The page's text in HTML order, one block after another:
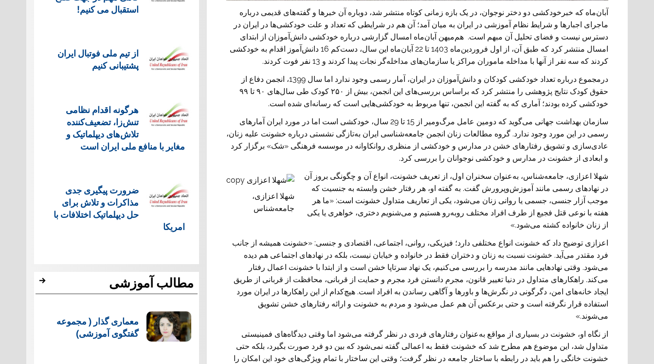
آبان‌ماه که خبرخودکشی دو دختر نوجوان، در یک بازه زمانی کوتاه منتشر شد، دوباره آن خبرها و گفته‌های قدیمی درباره
ماجرای اجبارها و شرایط نظام آموزشی در ایران به میان آمد؛ آن هم در شرایطی که تعداد و علت خودکشی‌ها در ایران در
دسترس نیست و فضای تحلیل آن مبهم است. هم‌میهن آبان‌ماه امسال گزارشی درباره خودکشی دانش‌آموزان از ابتدای
امسال منتشر کرد که طبق آن، از اول فروردین‌ماه 1403 تا 22 آبان‌ماه این سال، دست‌کم 16 دانش‌آموز اقدام به خودکشی
کردند که سه نفر از آنها با مداخله ماموران مراکز یا سازمان‌های مداخله‌گر نجات پیدا کردند و 13 نفر فوت کردند.
درمجموع درباره تعداد خودکشی کودکان و دانش‌آموزان در ایران، آمار رسمی‌ وجود ندارد اما سال 1399، انجمن دفاع از
حقوق کودک نتایج پژوهشی را منتشر کرد که براساس بررسی‌های این ‌انجمن، بیش از ۲۵۰ کودک طی سال‌های ۹۰ تا ۹۹
خودکشی کرده بودند؛ آماری که به گفته این انجمن، تنها مربوط به خودکشی‌هایی است که رسانه‌ای شده است.
سازمان بهداشت جهانی می‌گوید که دومین عامل مرگ‌ومیر از 15 تا 29 سال، خودکشی است اما در مورد ایران آمارهای
رسمی در این مورد وجود ندارد. گروه مطالعات زنان انجمن جامعه‌شناسی ایران به‌تازگی نشستی درباره خشونت علیه زنان،
عادی‌سازی و تشویق رفتارهای خشن در مدارس و خودکشی از منظری روانکاوانه در موسسه فرهنگی «شک» برگزار کرد
و ابعادی از خشونت در مدارس و خودکشی نوجوانان را بررسی کرد.
شهلا اعزازی،
جامعه‌شناس
شهلا اعزازی، جامعه‌شناس، به‌عنوان سخنران اول، از تعریف خشونت، انواع آن و چگونگی بروز آن
در نهادهای رسمی مانند آموزش‌وپرورش گفت. به گفته او، هر رفتار خشن وابسته به جنسیت که
موجب آزار جنسی، جسمی یا روانی زنان می‌شود، یکی از تعاریف متداول خشونت است: «ما هر
هفته با نوعی قتل فجیع از طرف افراد مختلف روبه‌رو هستیم و می‌شنویم دختری، خواهری یا یکی
از زنان خانواده کشته می‌شود.»
اعزازی توضیح داد که خشونت انواع مختلفی دارد؛ فیزیکی، روانی، اجتماعی، اقتصادی و جنسی: «خشونت همیشه از جانب
فرد مقتدر می‌آید. خشونت نسبت به زنان و دختران فقط در خانواده و خیابان نیست، بلکه در نهادهای اجتماعی هم دیده
می‌شود. وقتی نهادهایی مانند مدرسه را بررسی می‌کنیم، یک نهاد سرتاپا خشن است و از ابتدا با خشونت اعمال رفتار
می‌کند. راهکارهای متداول در دنیا تغییر قانون، مجرم دانستن فرد مجرم و حمایت از قربانی، محافظت از قربانی از طریق
ایجاد خانه‌های امن، دگرگونی در نگرش‌ها و باورها و آگاهی رساندن به افراد است. هیچ‌کدام از این راهکارها در ایران مورد
استفاده قرار نگرفته است و حتی برعکس آن هم عمل می‌شود و مردم به خشونت و ارائه رفتارهای خشن تشویق
می‌شوند.»
از نگاه او، خشونت در بسیاری از مواقع به‌عنوان رفتارهای فردی در نظر گرفته می‌شود اما وقتی دیدگاه‌های فمینیستی
متداول شد، این موضوع هم مطرح شد که خشونت فقط به اعمالی گفته نمی‌شود که بین دو فرد صورت بگیرد، بلکه حتی
خشونت خانگی را هم باید در رابطه با ساختار جامعه در نظر گرفت؛ وقتی این ساختار با تمام ویژگی‌های خود این امکان را
استقبال می کنیم!
از تیم ملی فوتبال ایران
پشتیبانی کنیم
هرگونه اقدام نظامی
تنش‌زا، تضعیف‌کننده
تلاش‌های دیپلماتیک و
مغایر با منافع ملی ایران است
ضرورت پیگیری جدی
مذاکرات و تلاش برای
حل دیپلماتیک اختلافات با
امریکا
مطالب آموزشی
معماری گذار ( مجموعه
گفتگوی آموزشی)